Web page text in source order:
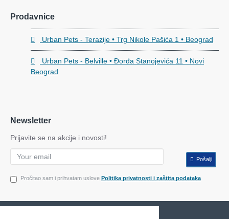
Prodavnice
Urban Pets - Terazije • Trg Nikole Pašića 1 • Beograd
Urban Pets - Belville • Đorđa Stanojevića 11 • Novi
Beograd
Newsletter
Prijavite se na akcije i novosti!
Pošalji
Pročitao sam i prihvatam uslove Politika privatnosti i zaštita podataka